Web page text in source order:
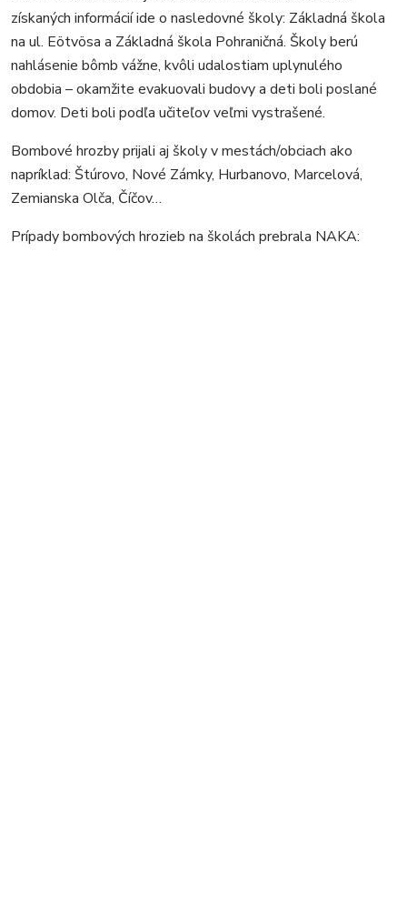
získaných informácií ide o nasledovné školy: Základná škola
na ul. Eötvösa a Základná škola Pohraničná. Školy berú
nahlásenie bômb vážne, kvôli udalostiam uplynulého
obdobia – okamžite evakuovali budovy a deti boli poslané
domov. Deti boli podľa učiteľov veľmi vystrašené.
Bombové hrozby prijali aj školy v mestách/obciach ako
napríklad: Štúrovo, Nové Zámky, Hurbanovo, Marcelová,
Zemianska Olča, Číčov…
Prípady bombových hrozieb na školách prebrala NAKA: